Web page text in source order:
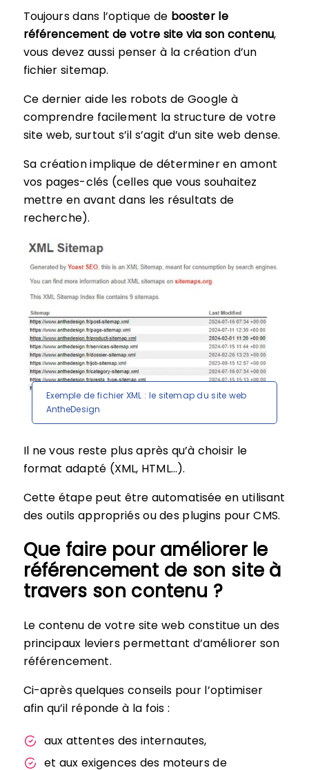
Toujours dans l’optique de booster le
référencement de votre site via son contenu,
vous devez aussi penser à la création d’un
fichier sitemap.
Ce dernier aide les robots de Google à
comprendre facilement la structure de votre
site web, surtout s’il s’agit d’un site web dense.
Sa création implique de déterminer en amont
vos pages-clés (celles que vous souhaitez
mettre en avant dans les résultats de
recherche).
Exemple de fichier XML : le sitemap du site web
AntheDesign
Il ne vous reste plus après qu’à choisir le
format adapté (XML, HTML…).
Cette étape peut être automatisée en utilisant
des outils appropriés ou des plugins pour CMS.
Que faire pour améliorer le
référencement de son site à
travers son contenu ?
Le contenu de votre site web constitue un des
principaux leviers permettant d’améliorer son
référencement.
Ci-après quelques conseils pour l’optimiser
afin qu’il réponde à la fois :
aux attentes des internautes,
et aux exigences des moteurs de